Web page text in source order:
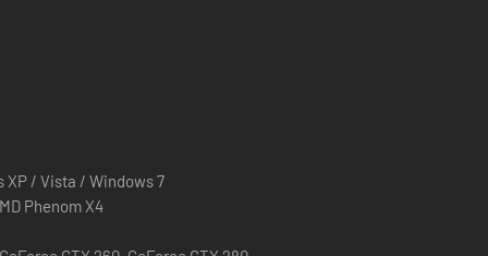
/ Vista / Windows 7
Phenom X4